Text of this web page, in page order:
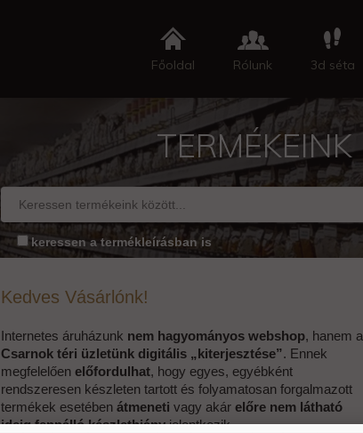
Főoldal Rólunk 3d séta
TERMÉKEINK
keressen a termékleírásban is
Kedves Vásárlónk!
Internetes áruházunk nem hagyományos webshop, hanem a
Csarnok téri üzletünk digitális „kiterjesztése”. Ennek
megfelelően előfordulhat, hogy egyes, egyébként
rendszeresen készleten tartott és folyamatosan forgalmazott
termékek esetében átmeneti vagy akár előre nem látható
ideig fennálló készlethiányjelentkezik.